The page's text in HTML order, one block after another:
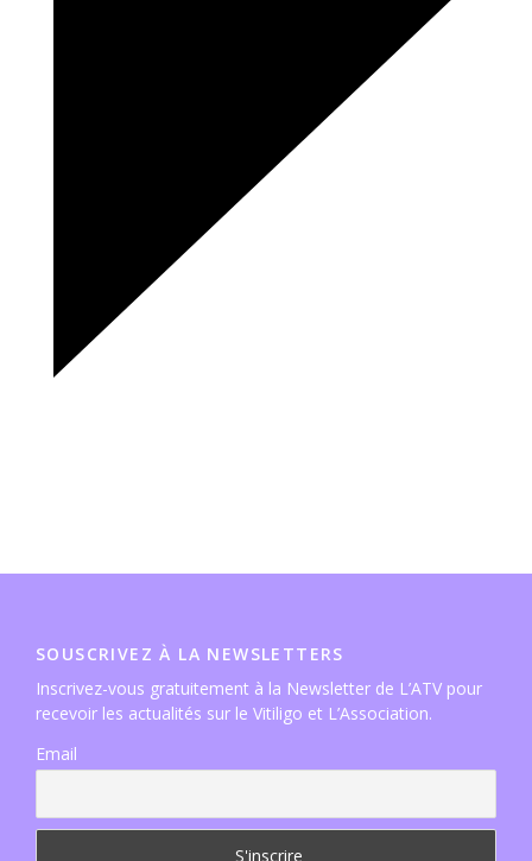
SOUSCRIVEZ À LA NEWSLETTERS
Inscrivez-vous gratuitement à la Newsletter de L’ATV pour
recevoir les actualités sur le Vitiligo et L’Association.
Email